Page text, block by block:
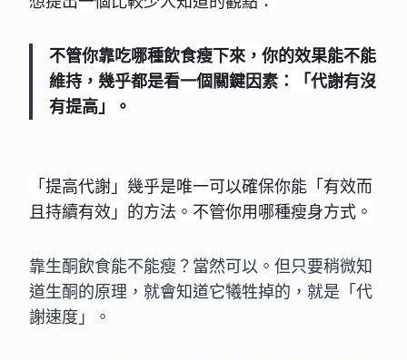
不管你靠吃哪種飲食瘦下來，你的效果能不能
維持，幾乎都是看一個關鍵因素：「代謝有沒
有提高」。
「提高代謝」幾乎是唯一可以確保你能「有效而
且持續有效 」的方法。不管你用哪種瘦身方式。
靠生酮飲食能不能瘦？當然可以。但只要稍微知
道生酮的原理，就會知道它犧牲掉的，就是「代
謝速度」。